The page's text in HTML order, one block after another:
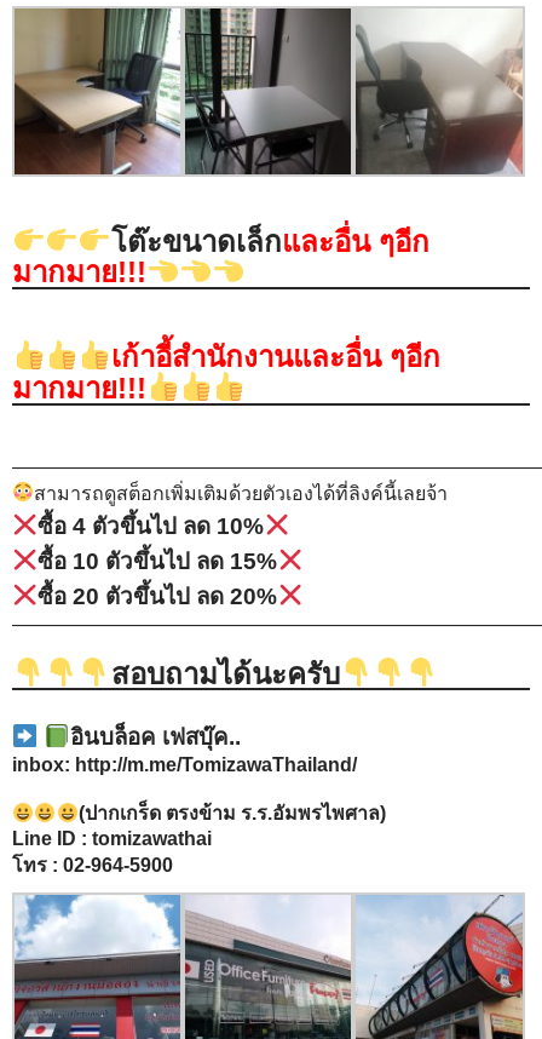
โต๊ะขนาดเล็กและอื่น ๆอีก
มากมาย!!!
เก้าอี้สำนักงานและอื่น ๆอีก
มากมาย!!!
สามารถดูสต็อกเพิ่มเติมด้วยตัวเองได้ที่ลิงค์นี้เลยจ้า
ซื้อ 4 ตัวขึ้นไป ลด 10%
ซื้อ 10 ตัวขึ้นไป ลด 15%
ซื้อ 20 ตัวขึ้นไป ลด 20%
สอบถามได้นะครับ
อินบล็อค เฟสบุ๊ค..
inbox: http://m.me/TomizawaThailand/
(ปากเกร็ด ตรงข้าม ร.ร.อัมพรไพศาล)
Line ID : tomizawathai
โทร : 02-964-5900